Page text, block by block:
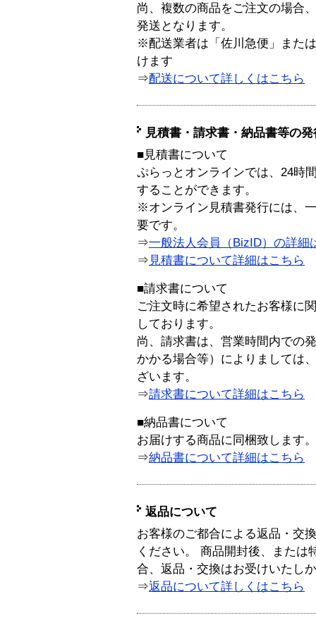
尚、複数の商品をご注文の場合
発送となります。
※配送業者は「佐川急便」また
けます
⇒配送について詳しくはこちら
見積書・請求書・納品書等の
■見積書について
ぷらっとオンラインでは、24時
することができます。
※オンライン見積書発行には、
要です。
⇒一般法人会員（BizID）の詳細
⇒ 見積書について詳細はこちら
■請求書について
ご注文時に希望されたお客様に
しております。
尚、請求書は、営業時間内での
かかる場合等）によりましては
ざいます。
⇒請求書について詳細はこちら
■納品書について
お届けする商品に同梱致します。
⇒納品書について詳細はこちら
返品について
お客様のご都合による返品・交
ください。 商品開封後、または
合、返品・交換はお受けいたし
⇒返品について詳しくはこちら